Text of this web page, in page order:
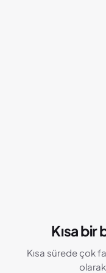
Kısa
Kısa sürede çok